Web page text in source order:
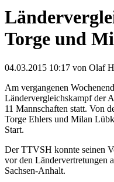
Torge und
04.03.2015 10:17 von Olaf
Am vergangenen
Ländervergleichskampf der
11 Mannschaften statt. Von
Torge Ehlers und Milan
Start.
Der TTVSH konnte seinen
vor den Ländervertretungen
Sachsen-Anhalt.